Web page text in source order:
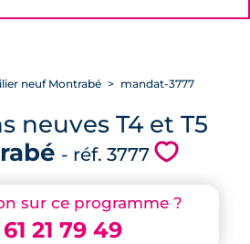
sur ce programme ?
21 79 49
neuf Montrabé mandat-3777
neuves T4 et T5
- réf. 3777 💗